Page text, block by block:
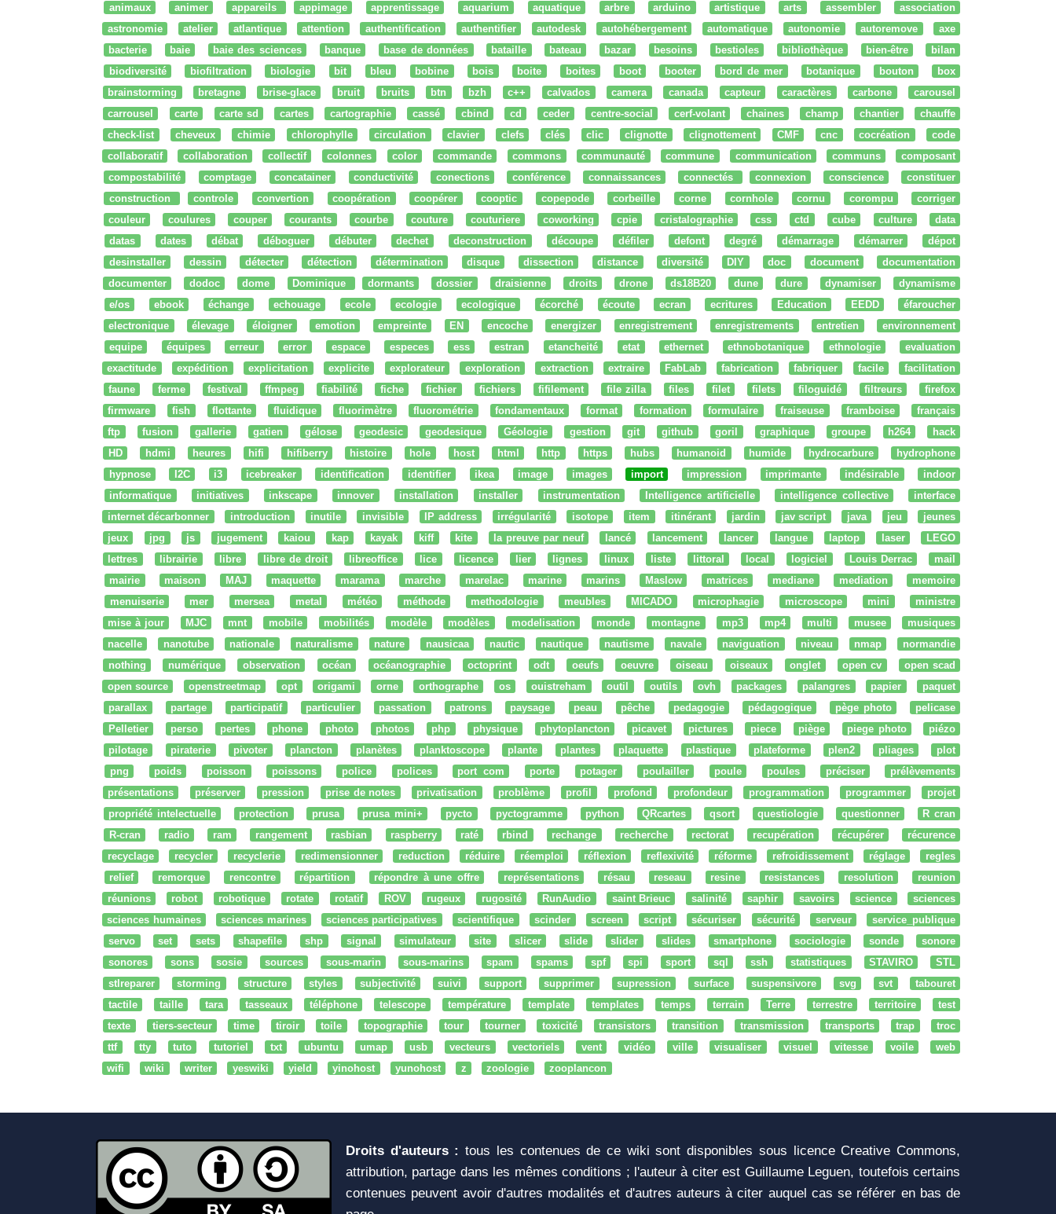
animaux
animer appareils appimage apprentissage aquarium aquatique arbre arduino artistique arts assembler
association
astronomie
atelier atlantique attention authentification authentifier autodesk autohébergement automatique autonomie autoremove
axe
bacterie
baie baie des sciences banque base de données bataille bateau bazar besoins bestioles bibliothèque bien-être
bilan
biodiversité
biofiltration biologie bit bleu bobine bois boite boites boot booter bord de mer botanique bouton
box
brainstorming
bretagne brise-glace bruit bruits btn bzh c++ calvados camera canada capteur caractères carbone
carousel
carrousel
carte carte sd cartes cartographie cassé cbind cd ceder centre-social cerf-volant chaines champ chantier
chauffe
check-list
cheveux chimie chlorophylle circulation clavier clefs clés clic clignotte clignottement CMF cnc cocréation
code
collaboratif
collaboration collectif colonnes color commande commons communauté commune communication communs
composant
compostabilité
comptage concatainer conductivité conections conférence connaissances connectés connexion conscience
constituer
construction
controle convertion coopération coopérer cooptic copepode corbeille corne cornhole cornu corompu
corriger
couleur
coulures couper courants courbe couture couturiere coworking cpie cristalographie css ctd cube culture
data
datas
dates débat déboguer débuter dechet deconstruction découpe défiler defont degré démarrage démarrer
dépot
desinstaller
dessin détecter détection détermination disque dissection distance diversité DIY doc document
documentation
documenter
dodoc dome Dominique dormants dossier draisienne droits drone ds18B20 dune dure dynamiser
dynamisme
e/os
ebook échange echouage ecole ecologie ecologique écorché écoute ecran ecritures Education EEDD
éfaroucher
electronique
élevage éloigner emotion empreinte EN encoche energizer enregistrement enregistrements entretien
environnement
equipe
équipes erreur error espace especes ess estran etancheité etat ethernet ethnobotanique ethnologie
evaluation
exactitude
expédition explicitation explicite explorateur exploration extraction extraire FabLab fabrication fabriquer facile
facilitation
faune
ferme festival ffmpeg fiabilité fiche fichier fichiers fifilement file zilla files filet filets filoguidé filtreurs
firefox
firmware
fish flottante fluidique fluorimètre fluorométrie fondamentaux format formation formulaire fraiseuse framboise
français
ftp
fusion gallerie gatien gélose geodesic geodesique Géologie gestion git github goril graphique groupe h264
hack
HD
hdmi heures hifi hifiberry histoire hole host html http https hubs humanoid humide hydrocarbure
hydrophone
hypnose
I2C i3 icebreaker identification identifier ikea image images import impression imprimante indésirable
indoor
informatique
initiatives inkscape innover installation installer instrumentation Intelligence artificielle intelligence collective
interface
internet décarbonner
introduction inutile invisible IP address irrégularité isotope item itinérant jardin jav script java jeu
jeunes
jeux
jpg js jugement kaiou kap kayak kiff kite la preuve par neuf lancé lancement lancer langue laptop laser
LEGO
lettres
librairie libre libre de droit libreoffice lice licence lier lignes linux liste littoral local logiciel Louis Derrac
mail
mairie
maison MAJ maquette marama marche marelac marine marins Maslow matrices mediane mediation
memoire
menuiserie
mer mersea metal météo méthode methodologie meubles MICADO microphagie microscope mini
ministre
mise à jour
MJC mnt mobile mobilités modèle modèles modelisation monde montagne mp3 mp4 multi musee
musiques
nacelle
nanotube nationale naturalisme nature nausicaa nautic nautique nautisme navale naviguation niveau nmap
normandie
nothing
numérique observation océan océanographie octoprint odt oeufs oeuvre oiseau oiseaux onglet open cv
open scad
open source
openstreetmap opt origami orne orthographe os ouistreham outil outils ovh packages palangres papier
paquet
parallax
partage participatif particulier passation patrons paysage peau pêche pedagogie pédagogique pège photo
pelicase
Pelletier
perso pertes phone photo photos php physique phytoplancton picavet pictures piece piège piege photo
piézo
pilotage
piraterie pivoter plancton planètes planktoscope plante plantes plaquette plastique plateforme plen2 pliages
plot
png
poids poisson poissons police polices port com porte potager poulailler poule poules préciser
prélèvements
présentations
préserver pression prise de notes privatisation problème profil profond profondeur programmation programmer
projet
propriété intelectuelle
protection prusa prusa mini+ pycto pyctogramme python QRcartes qsort questiologie questionner
R cran
R-cran
radio ram rangement rasbian raspberry raté rbind rechange recherche rectorat recupération récupérer
récurence
recyclage
recycler recyclerie redimensionner reduction réduire réemploi réflexion reflexivité réforme refroidissement réglage
regles
relief
remorque rencontre répartition répondre à une offre représentations résau reseau resine resistances resolution
reunion
réunions
robot robotique rotate rotatif ROV rugeux rugosité RunAudio saint Brieuc salinité saphir savoirs science
sciences
sciences humaines
sciences marines sciences participatives scientifique scinder screen script sécuriser sécurité serveur
service_publique
servo
set sets shapefile shp signal simulateur site slicer slide slider slides smartphone sociologie sonde
sonore
sonores
sons sosie sources sous-marin sous-marins spam spams spf spi sport sql ssh statistiques STAVIRO
STL
stlreparer
storming structure styles subjectivité suivi support supprimer supression surface suspensivore svg svt
tabouret
tactile
taille tara tasseaux téléphone telescope température template templates temps terrain Terre terrestre territoire
test
texte
tiers-secteur time tiroir toile topographie tour tourner toxicité transistors transition transmission transports trap
troc
ttf
tty tuto tutoriel txt ubuntu umap usb vecteurs vectoriels vent vidéo ville visualiser visuel vitesse voile
web
wifi
wiki writer yeswiki yield yinohost yunohost z zoologie zooplancon
Droits d'auteurs : tous les contenues de ce wiki sont disponibles sous licence Creative Commons,
attribution, partage dans les mêmes conditions ; l'auteur à citer est Guillaume Leguen, toutefois certains
contenues peuvent avoir d'autres modalités et d'autres auteurs à citer auquel cas se référer en bas de